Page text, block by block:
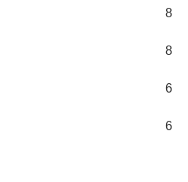
8
8
6
6